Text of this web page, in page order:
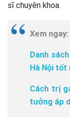
sĩ chuyên khoa.
Xem ngay:
Danh
Hà Nội tốt
Cách trị
tưởng áp